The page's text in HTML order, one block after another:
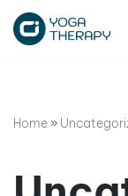
Chuyển
dung
Home »